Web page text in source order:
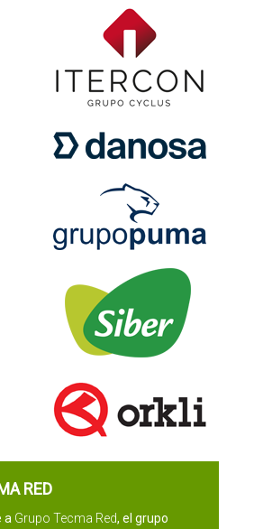
RED
a Grupo Tecma Red, el grupo